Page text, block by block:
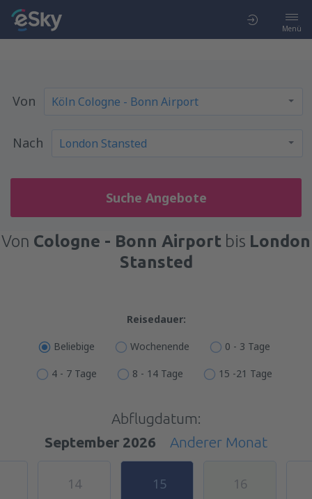
Menü
Von
Nach
Suche Angebote
Von Cologne - Bonn Airport bis London
Stansted
Reisedauer:
Beliebige Wochenende 0 - 3 Tage
4 - 7 Tage 8 - 14 Tage 15 -21 Tage
Abflugdatum:
September 2026
Anderer Monat
14 15 16